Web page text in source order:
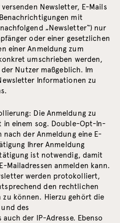
Newsletter, E-Mails
mit
„Newsletter“) nur
oder einer gesetzlichen
einer Anmeldung zum
umschrieben werden,
Nutzer maßgeblich. Im
Informationen zu
Die Anmeldung zu
einem sog. Double-Opt-In-
der Anmeldung eine E-
Ihrer Anmeldung
ist notwendig, damit
Mailadressen anmelden kann.
werden protokolliert,
den rechtlichen
können. Hierzu gehört die
des
der IP-Adresse. Ebenso